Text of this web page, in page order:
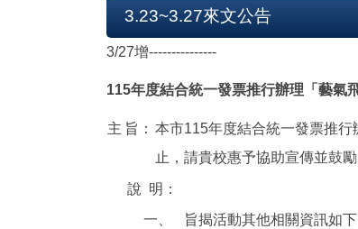
3.23~3.27來文公告
3/27增---------------
115年度結合統一發票推行辦理「藝氣
主 旨： 本市115年度結合統一發票推
止，請貴校惠予協助宣傳並鼓
說 明：
一、
旨揭活動其他相關資訊如下